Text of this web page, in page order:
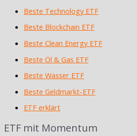
Beste Technology ETF
Beste Blockchain ETF
Beste Clean Energy ETF
Beste Öl & Gas ETF
Beste Wasser ETF
Beste Geldmarkt-ETF
ETF erklärt
ETF mit Momentum